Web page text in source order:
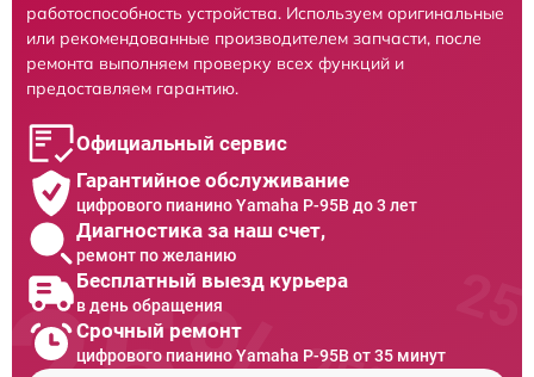
работоспособность устройства. Используем оригинальные
или рекомендованные производителем запчасти, после
ремонта выполняем проверку всех функций и
предоставляем гарантию.
Официальный сервис
Гарантийное обслуживание
цифрового пианино Yamaha P-95B до 3 лет
Диагностика за наш счет,
ремонт по желанию
Бесплатный выезд курьера
в день обращения
Срочный ремонт
цифрового пианино Yamaha P-95B от 35 минут